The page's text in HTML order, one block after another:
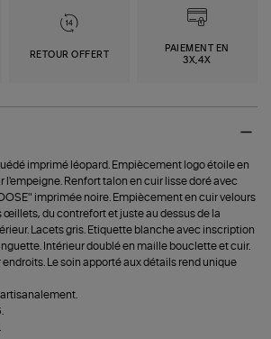
RETOUR OFFERT
PAIEMENT EN
3X,4X
imprimé léopard. Empiècement logo étoile en
l'empeigne. Renfort talon en cuir lisse doré avec
imprimée noire. Empiècement en cuir velours
œillets, du contrefort et juste au dessus de la
Lacets gris. Etiquette blanche avec inscription
Intérieur doublé en maille bouclette et cuir.
Le soin apporté aux détails rend unique